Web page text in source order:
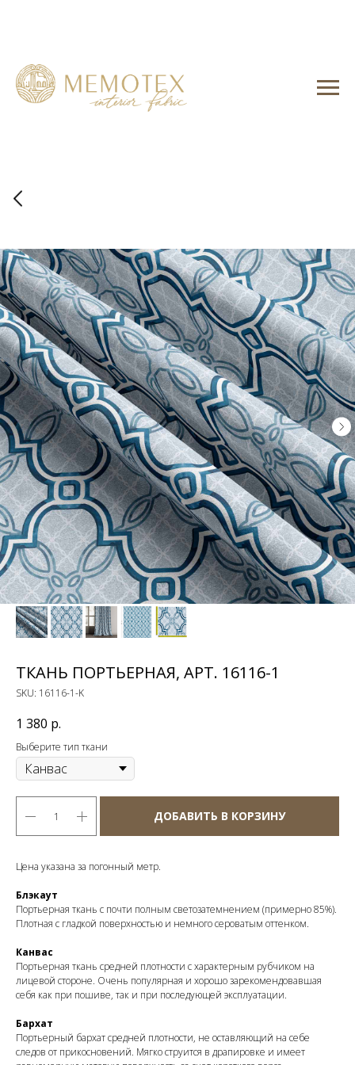
ТКАНЬ ПОРТЬЕРНАЯ, АРТ. 16116-1
SKU: 16116-1-K
1 380 р.
Выберите тип ткани
ДОБАВИТЬ В КОРЗИНУ
Цена указана за погонный метр.
Блэкаут
Портьерная ткань с почти полным светозатемнением (примерно 85%).
Плотная с гладкой поверхностью и немного сероватым оттенком.
Канвас
Портьерная ткань средней плотности с характерным рубчиком на
лицевой стороне. Очень популярная и хорошо зарекомендовавшая
себя как при пошиве, так и при последующей эксплуатации.
Бархат
Портьерный бархат средней плотности, не оставляющий на себе
следов от прикосновений. Мягко струится в драпировке и имеет